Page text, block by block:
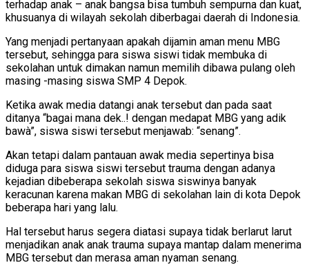
terhadap anak – anak bangsa bisa tumbuh sempurna dan kuat,
khusuanya di wilayah sekolah diberbagai daerah di Indonesia.
Yang menjadi pertanyaan apakah dijamin aman menu MBG
tersebut, sehingga para siswa siswi tidak membuka di
sekolahan untuk dimakan namun memilih dibawa pulang oleh
masing -masing siswa SMP 4 Depok.
Ketika awak media datangi anak tersebut dan pada saat
ditanya “bagai mana dek..! dengan medapat MBG yang adik
bawà”, siswa siswi tersebut menjawab: “senang”.
Akan tetapi dalam pantauan awak media sepertinya bisa
diduga para siswa siswi tersebut trauma dengan adanya
kejadian dibeberapa sekolah siswa siswinya banyak
keracunan karena makan MBG di sekolahan lain di kota Depok
beberapa hari yang lalu.
Hal tersebut harus segera diatasi supaya tidak berlarut larut
menjadikan anak anak trauma supaya mantap dalam menerima
MBG tersebut dan merasa aman nyaman senang.